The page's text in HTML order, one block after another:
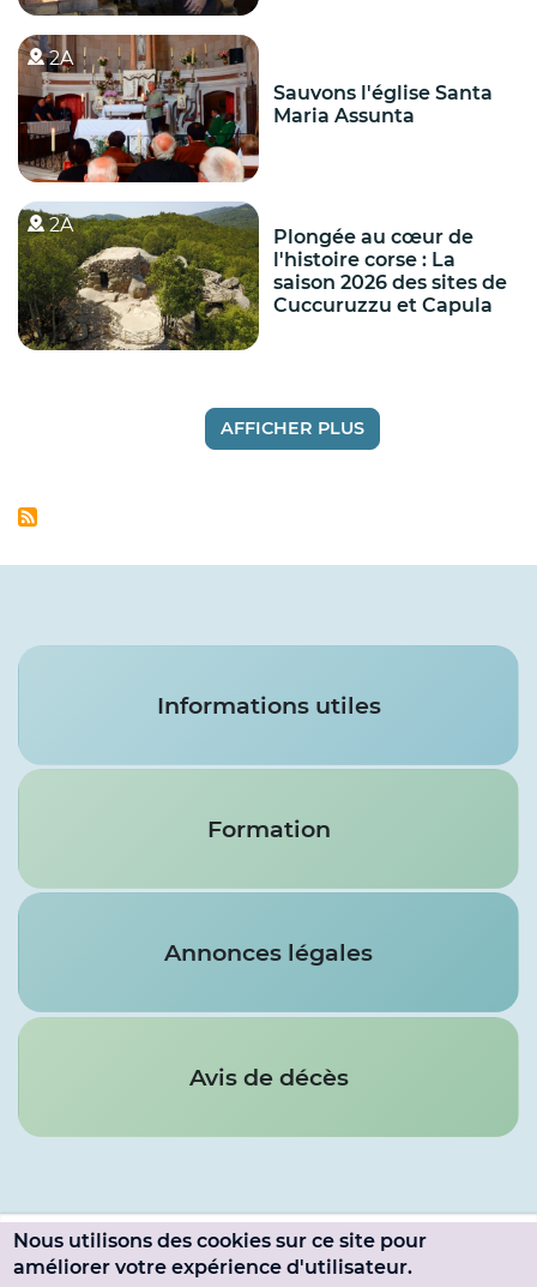
2A
Sauvons l'église Santa
Maria Assunta
2A
Plongée au cœur de
l'histoire corse : La
saison 2026 des sites de
Cuccuruzzu et Capula
AFFICHER PLUS
Services
Informations utiles
Formation
Annonces légales
Avis de décès
Menu SE CONNECTER
Nous utilisons des cookies sur ce site pour
améliorer votre expérience d'utilisateur.